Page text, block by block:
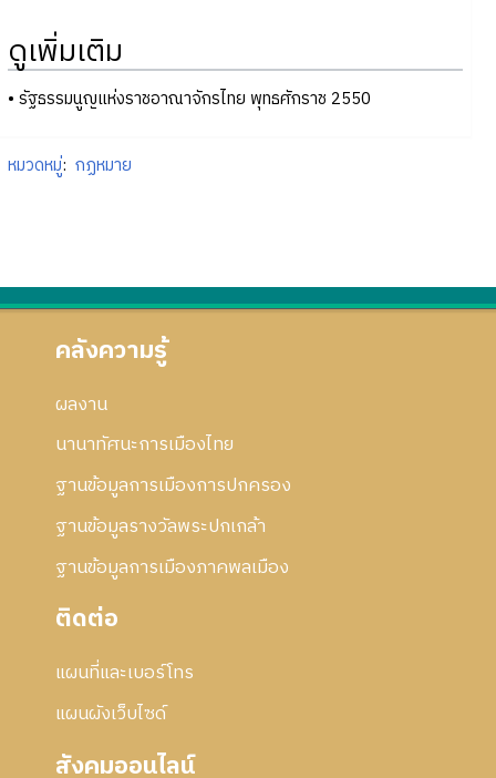
ดูเพิ่มเติม
• รัฐธรรมนูญแห่งราชอาณาจักรไทย พุทธศักราช 2550
หมวดหมู่: กฏหมาย
คลังความรู้
ผลงาน
นานาทัศนะการเมืองไทย
ฐานข้อมูลการเมืองการปกครอง
ฐานข้อมูลรางวัลพระปกเกล้า
ฐานข้อมูลการเมืองภาคพลเมือง
ติดต่อ
แผนที่และเบอร์โทร
แผนผังเว็บไซด์
สังคมออนไลน์